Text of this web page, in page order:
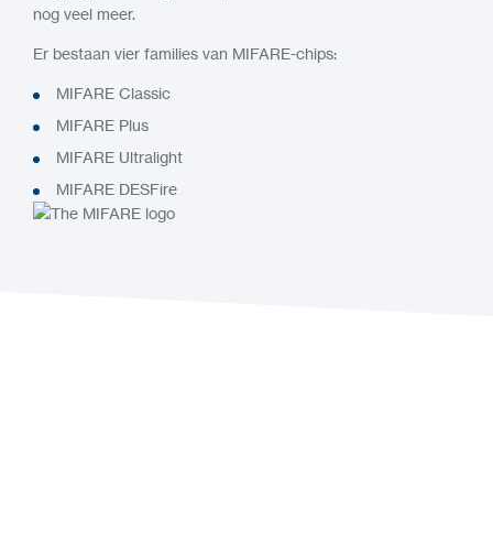
nog veel meer.
Er bestaan vier families van MIFARE-chips:
MIFARE Classic
MIFARE Plus
MIFARE Ultralight
MIFARE DESFire